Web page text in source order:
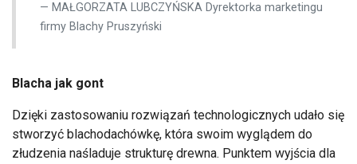
MAŁGORZATA LUBCZYŃSKA Dyrektorka marketingu
firmy Blachy Pruszyński
Blacha jak gont
Dzięki zastosowaniu rozwiązań technologicznych udało się
stworzyć blachodachówkę, która swoim wyglądem do
złudzenia naśladuje strukturę drewna. Punktem wyjścia dla